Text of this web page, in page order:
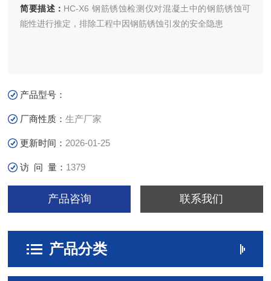
简要描述： HC-X6 钢筋锈蚀检测仪对混凝土中的钢筋锈蚀可
能性进行推定，排除工程中因钢筋锈蚀引发的安全隐患
产品型号：
厂商性质：生产厂家
更新时间： 2026-01-25
访 问 量： 1379
产品咨询 联系我们
产品分类